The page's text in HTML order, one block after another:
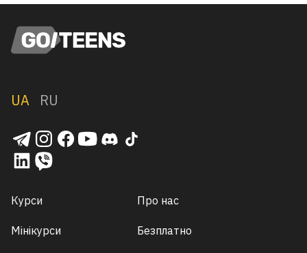
UA RU
Курси
Мінікурси
Про нас
Безплатно